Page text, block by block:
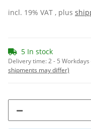
incl. 19% VAT , plus
5 In stock
Delivery time:2 - 5 Workdays
shipments may differ)